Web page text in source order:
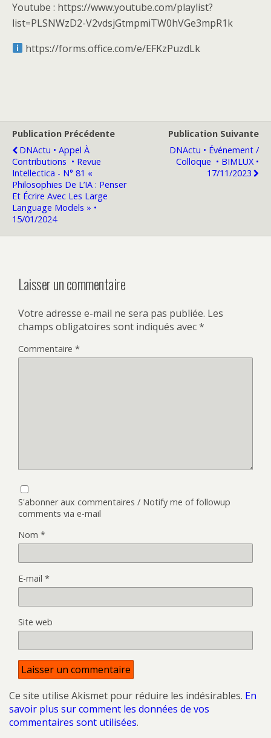
Youtube : https://www.youtube.com/playlist?
list=PLSNWzD2-V2vdsjGtmpmiTW0hVGe3mpR1k
https://forms.office.com/e/EFKzPuzdLk
Publication Précédente
DNActu • Appel À
Contributions ​ • Revue
Intellectica - N° 81 «
Philosophies De L’IA : Penser
Et Écrire Avec Les Large
Language Models » •
15/01/2024
Publication Suivante
DNActu • Événement /
Colloque ​ • BIMLUX •
17/11/2023
Laisser un commentaire
Votre adresse e-mail ne sera pas publiée. Les
champs obligatoires sont indiqués avec*
Commentaire *
S'abonner aux commentaires / Notify me of followup
comments via e-mail
Nom *
E-mail *
Site web
Ce site utilise Akismet pour réduire les indésirables. En
savoir plus sur comment les données de vos
commentaires sont utilisées.